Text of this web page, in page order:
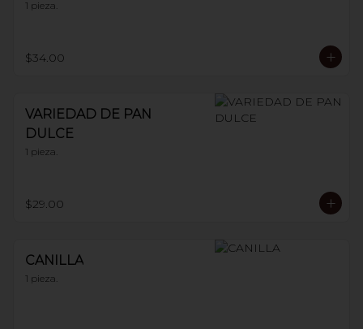
1 pieza.
$34.00
VARIEDAD DE PAN
DULCE
1 pieza.
$29.00
CANILLA
1 pieza.